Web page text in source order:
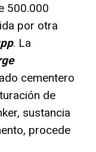
500.000
por otra
. La
cementero
de
sustancia
procede